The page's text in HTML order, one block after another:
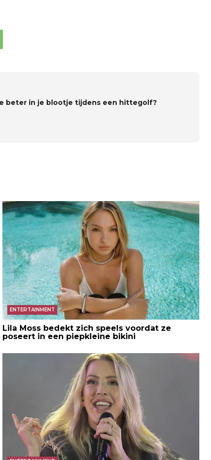
beter in je blootje tijdens een hittegolf?
ENTERTAINMENT
Lila Moss bedekt zich speels voordat ze
poseert in een piepkleine bikini